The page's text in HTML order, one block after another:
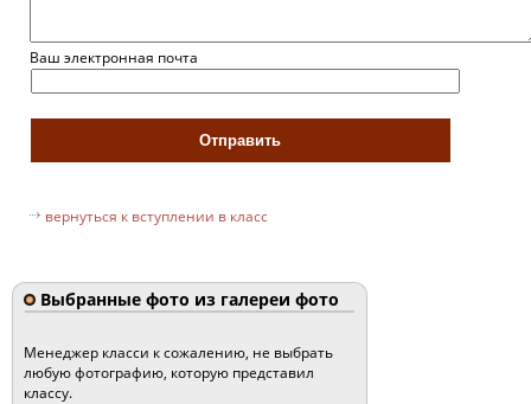
Ваш электронная почта
вернуться к вступлении в класс
Выбранные фото из галереи фото
Менеджер класси к сожалению, не выбрать
любую фотографию, которую представил
классу.